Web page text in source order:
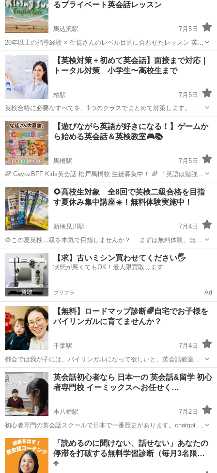
レベルと目的にあったレッス...るプライベート英会話レッスン
馬込沢駅
7月5日
20年以上の指導経験 × 生徒さんのレベル目的に合わせたレッスン 英会
話を始めたいけれど、 「スクールの固定スケジュールが合わない」
「グループだと気後れしてしまう」 「そんなに高いレッスン費用は出
せない」 そんな...
千葉 鎌ケ谷市 馬込沢駅 英会話 レッスン
【英検対策＋初めて英会話】面接まで対応｜
トータル対策 小学生〜高校生まで
柏駅
7月5日
英検合格に必要なすべてを、1つのクラスでまとめて対策します。 筆
記・リスニングだけでなく、二次試験（面接）までしっかり対応。英
会話を取り入れながら、「使える英語力」と「試験で点を取る力」を
同時に伸ばしていきます。 ...
千葉 柏市 柏駅 英会話 1級
【遊びながら英語が好きになる！】ゲームか
ら始める英会話＆英検教室🎮📚
馬橋駅
7月5日
🌈 CayozBFF Kids英会話 松戸馬橋校 生徒募集中！ 🌈 「英語は勉強」
ではなく、 まずは ゲームやアクティビティを通して英語を好きになる
こと を大切にしています😊 🎲 Step1 英語ゲームや会話を楽しみな
が...
千葉 松戸市 馬橋駅 英会話 1級
🌻高校生対象 全8回で英検二級合格を目指
す夏休み集中講座☀️！無料体験実施中！
新検見川駅
7月4日
🌻この夏英検二級を本気で目指しませんか？ まずは無料体験、無料
相談から❣️ お気軽にお問い合わせください。 この夏の英検二級対
策を成功させることが、志望校🈴合格の大きな一歩になります！ 長年
個別指導塾、家庭教...
千葉 千葉市 新検見川駅 英検 ライティング
【求】古いミシン買わせてください🖐️
状態が悪くてもOK！最大限買取します
プリフラ Ad
【無料】ロードマップ診断🌈自宅でお子様を
バイリンガルに育てませんか？
千葉駅
7月4日
都会では我が子には、バイリンガルになって欲しいと、英会話教室や
バイリンガル幼稚園・保育園に活かせているご家庭が増えています。
－我が子に英語を学ばせたい！でも何から始めてよいのかわからな
い。 そんなママ・パパにぴ...
千葉 千葉市 千葉駅 英会話 ママ
英会話初心者なら 日本一の 英会話&留学 初心
者専門校 イーミックスへお任せく…
本八幡駅
7月2日
初心者専門の英会話スクールで日本で一番歴史があります。chatgpt 調
べ ２０２6年7月 なぜ日本人が英語が話せないのか？そしてどうした
ら いいかがわかる非常識な英会話習得法2.0 2時間ほどの動画 や 医...
千葉 市川市 本八幡駅 英語 難関大学
「読めるのに聞けない、話せない」あなたの
停滞を打破する無料学習診断（毎月3名限…